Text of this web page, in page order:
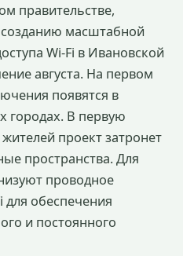
правительстве,
масштабной
Wi-Fi в Ивановской
августа. На первом
появятся в
городах. В первую
проект затронет
пространства. Для
проводное
для обеспечения
и постоянного